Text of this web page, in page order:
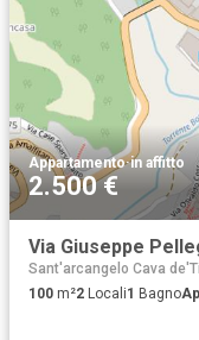
Appartamento·in affitto
2.500 €
Via Giuseppe
Sant'arcangelo Cava
100 m²2 Locali1 Bagno